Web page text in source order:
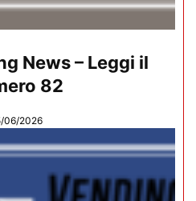
News – Leggi il
82
06/2026